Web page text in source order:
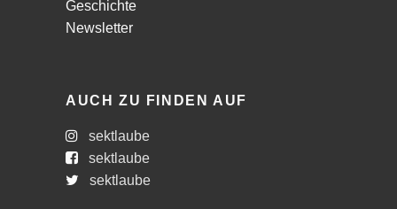
Geschichte
Newsletter
AUCH ZU FINDEN AUF
sektlaube
sektlaube
sektlaube